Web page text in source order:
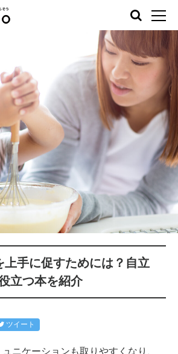
上手に促すためには？自立
立つ本を紹介
ツイート
ニケーションも取りやすくなり、